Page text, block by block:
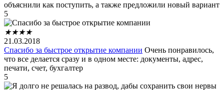
объяснили как поступить, а также предложили новый вариант
5
★★★★
21.03.2018
Спасибо за быстрое открытие компании Очень понравилось,
что все делается сразу и в одном месте: документы, адрес,
печати, счет, бухгалтер
5